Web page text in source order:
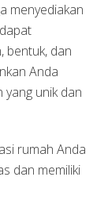
menyediakan
bentuk, dan
Anda
yang unik dan
rumah Anda
dan memiliki